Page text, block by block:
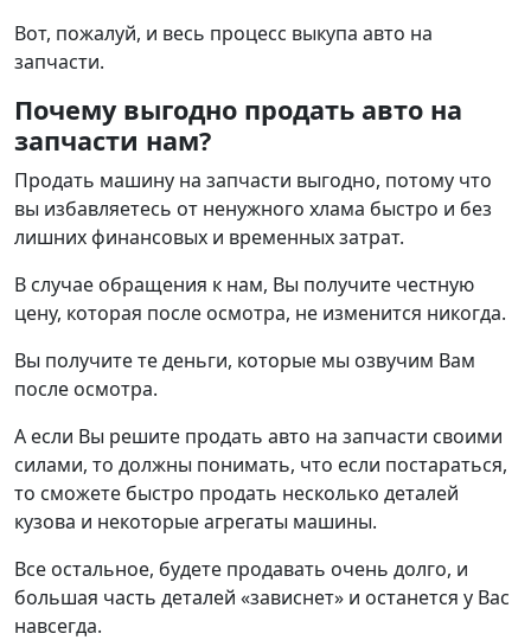
Вот, пожалуй, и весь процесс выкупа авто на
запчасти.
Почему выгодно продать авто на
запчасти нам?
Продать машину на запчасти выгодно, потому что
вы избавляетесь от ненужного хлама быстро и без
лишних финансовых и временных затрат.
В случае обращения к нам, Вы получите честную
цену, которая после осмотра, не изменится никогда.
Вы получите те деньги, которые мы озвучим Вам
после осмотра.
А если Вы решите продать авто на запчасти своими
силами, то должны понимать, что если постараться,
то сможете быстро продать несколько деталей
кузова и некоторые агрегаты машины.
Все остальное, будете продавать очень долго, и
большая часть деталей «зависнет» и останется у Вас
навсегда.